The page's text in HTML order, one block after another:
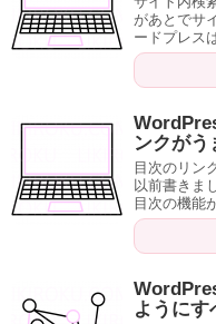
があとでサ
ードプレス
ンクがう
目次のリン
以前書きま
目次の機能
ようにす